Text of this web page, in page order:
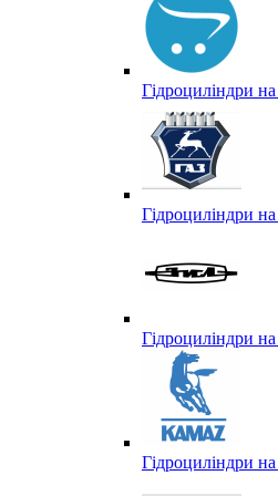
Гідроциліндри
Гідроциліндри
Гідроциліндри на
Гідроциліндри